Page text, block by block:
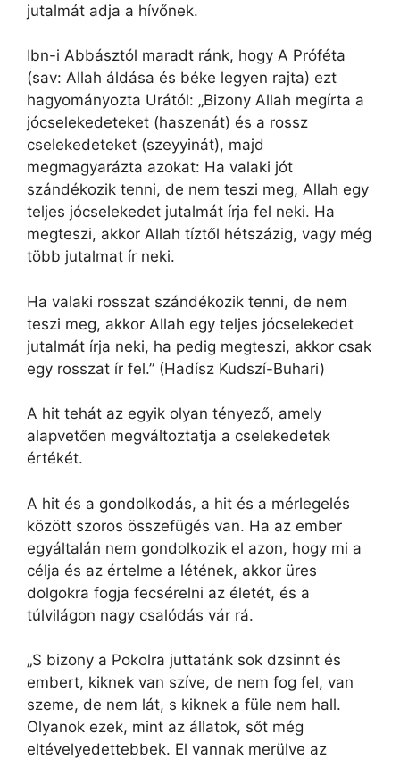
jutalmát adja a hívőnek.
Ibn-i Abbásztól maradt ránk, hogy A Próféta
(sav: Allah áldása és béke legyen rajta) ezt
hagyományozta Urától: „Bizony Allah megírta a
jócselekedeteket (haszenát) és a rossz
cselekedeteket (szeyyinát), majd
megmagyarázta azokat: Ha valaki jót
szándékozik tenni, de nem teszi meg, Allah egy
teljes jócselekedet jutalmát írja fel neki. Ha
megteszi, akkor Allah tíztől hétszázig, vagy még
több jutalmat ír neki.
Ha valaki rosszat szándékozik tenni, de nem
teszi meg, akkor Allah egy teljes jócselekedet
jutalmát írja neki, ha pedig megteszi, akkor csak
egy rosszat ír fel.” (Hadísz Kudszí-Buhari)
A hit tehát az egyik olyan tényező, amely
alapvetően megváltoztatja a cselekedetek
értékét.
A hit és a gondolkodás, a hit és a mérlegelés
között szoros összefügés van. Ha az ember
egyáltalán nem gondolkozik el azon, hogy mi a
célja és az értelme a létének, akkor üres
dolgokra fogja fecsérelni az életét, és a
túlvilágon nagy csalódás vár rá.
„S bizony a Pokolra juttatánk sok dzsinnt és
embert, kiknek van szíve, de nem fog fel, van
szeme, de nem lát, s kiknek a füle nem hall.
Olyanok ezek, mint az állatok, sőt még
eltévelyedettebbek. El vannak merülve az